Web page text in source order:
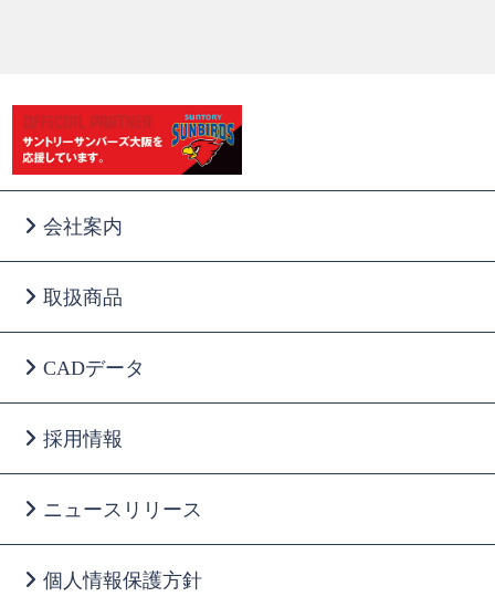
会社案内
取扱商品
CADデータ
採用情報
ニュースリリース
個人情報保護方針